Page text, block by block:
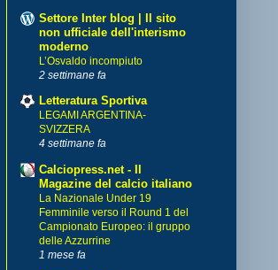
Settore Inter blog | Il sito
non ufficiale dell'interismo
moderno
L’Osvaldo incompiuto
2 settimane fa
Letteratura Sportiva
LEGAMI ARGENTINA-
SVIZZERA
4 settimane fa
Calciopress.net - Il
Magazine del calcio italiano
La Nazionale Under 19
Femminile verso il Round 1 del
Campionato Europeo: il gruppo
delle Azzurrine
1 mese fa